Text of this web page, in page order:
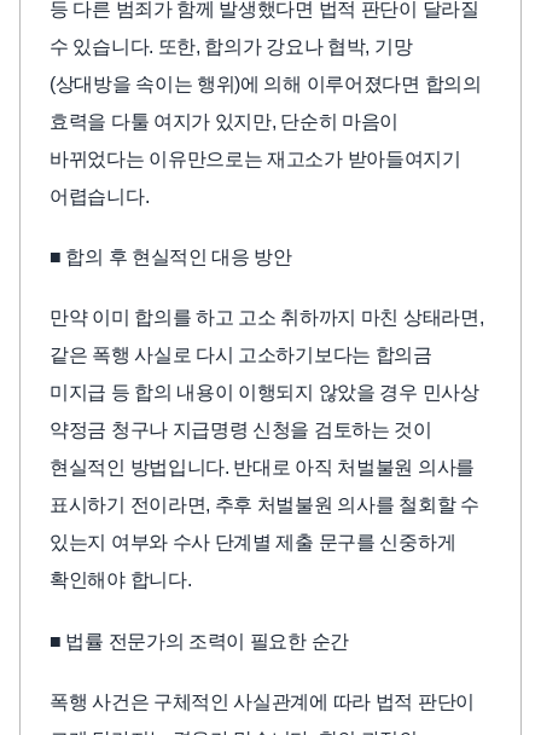
등 다른 범죄가 함께 발생했다면 법적 판단이 달라질
수 있습니다. 또한, 합의가 강요나 협박, 기망
(상대방을 속이는 행위)에 의해 이루어졌다면 합의의
효력을 다툴 여지가 있지만, 단순히 마음이
바뀌었다는 이유만으로는 재고소가 받아들여지기
어렵습니다.
■ 합의 후 현실적인 대응 방안
만약 이미 합의를 하고 고소 취하까지 마친 상태라면,
같은 폭행 사실로 다시 고소하기보다는 합의금
미지급 등 합의 내용이 이행되지 않았을 경우 민사상
약정금 청구나 지급명령 신청을 검토하는 것이
현실적인 방법입니다. 반대로 아직 처벌불원 의사를
표시하기 전이라면, 추후 처벌불원 의사를 철회할 수
있는지 여부와 수사 단계별 제출 문구를 신중하게
확인해야 합니다.
■ 법률 전문가의 조력이 필요한 순간
폭행 사건은 구체적인 사실관계에 따라 법적 판단이